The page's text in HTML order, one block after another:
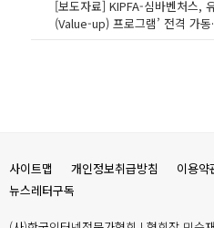
[보도자료] KIPFA-심바벤처스,
(Value-up) 프로그램’ 전격 가
사이트맵 개인정보취급방침 이용약
뉴스레터구독